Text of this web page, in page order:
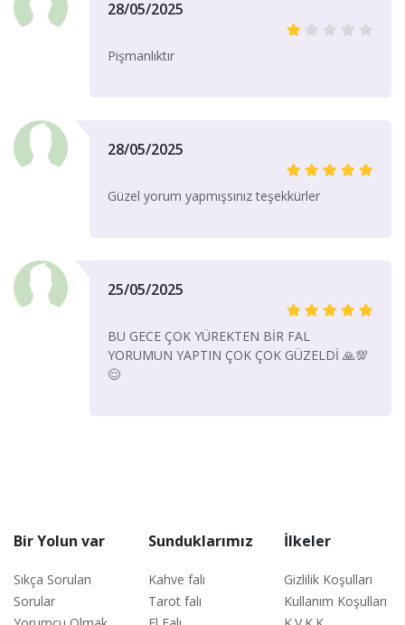
28/05/2025
Pişmanlıktır
28/05/2025
Güzel yorum yapmışsınız teşekkürler
25/05/2025
BU GECE ÇOK YÜREKTEN BİR FAL
YORUMUN YAPTIN ÇOK ÇOK GÜZELDİ 🙏💯
😌
Bir Yolun var
Sıkça Sorulan
Sorular
Sunduklarımız
Kahve falı
Tarot falı
İlkeler
Gizlilik Koşulları
Kullanım Koşulları